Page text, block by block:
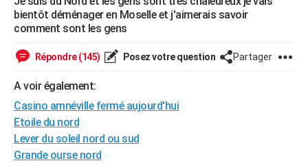
Mobiles
Meilleur smartphone
Internet
Ordinateurs
Jeux vidéo
Guide high-tech
+BRICOLAGE
WEEK-END
Art de vivre
Bien-être
Loisirs
ModeModes de vie
SANTE
Alimentation
Guide de la santé
Maladies
Médicaments
Sommeil
Destinations
City break
Voyage nature
Voyage de noces
Forum
Climat
+PHOTO
bientôt déménager en Moselle et j'aimerais savoir
comment sont les gens
Répondre (145) Posez votre question Partager
A voir également:
Casino amnéville fermé aujourd'hui
Etoile du nord
Lever du soleil nord ou sud
Grande ourse nord